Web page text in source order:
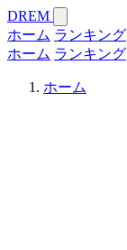
DREM
ホーム ランキング
ホーム ランキング
ホーム